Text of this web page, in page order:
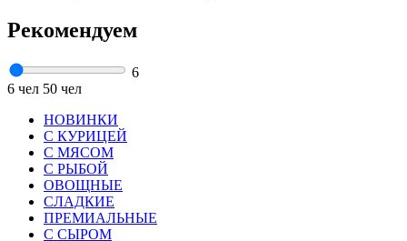
Рекомендуем
6
6 чел 50 чел
НОВИНКИ
С КУРИЦЕЙ
С МЯСОМ
С РЫБОЙ
ОВОЩНЫЕ
СЛАДКИЕ
ПРЕМИАЛЬНЫЕ
С СЫРОМ